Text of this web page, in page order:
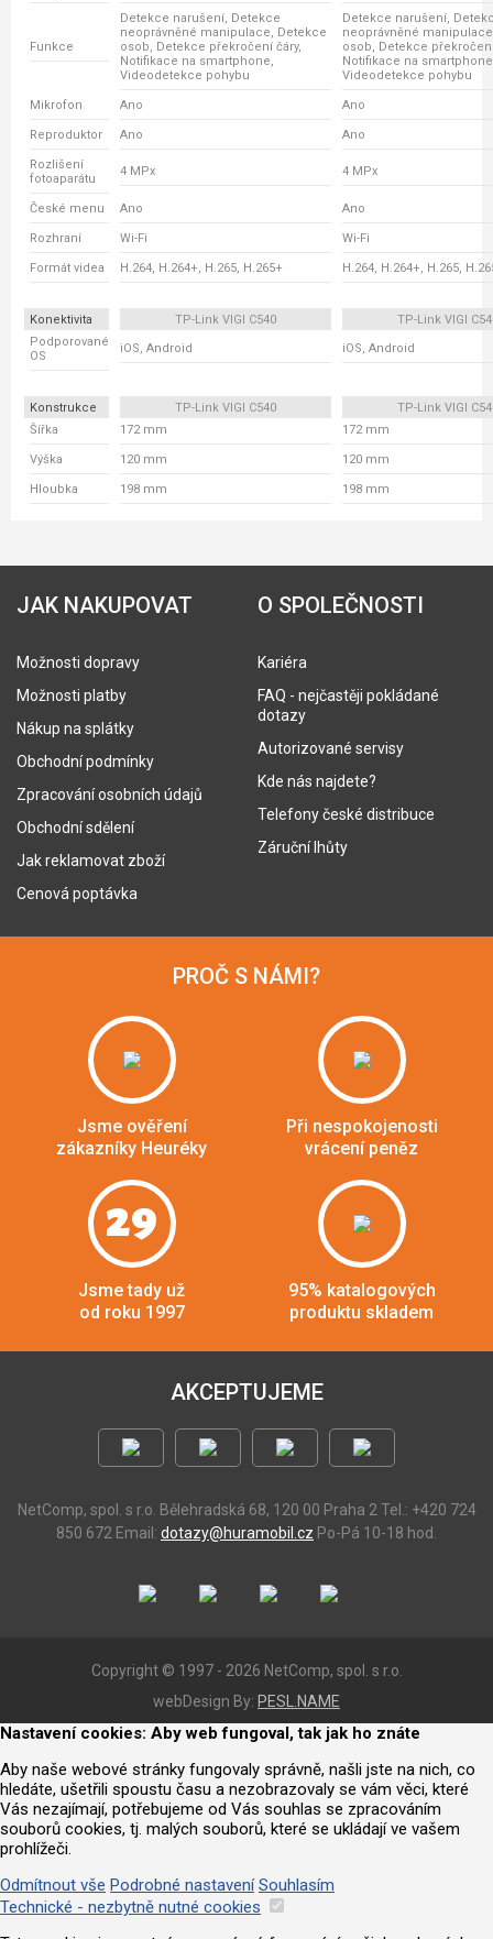
Funkce
Detekce narušení, Detekce
neoprávněné manipulace, Detekce
osob, Detekce překročení čáry,
Notifikace na smartphone,
Videodetekce pohybu
Detekce narušení,
neoprávněné
osob, Detekce
Notifikace na
Videodetekce pohybu
Mikrofon Ano Ano
Reproduktor Ano Ano
Rozlišení
fotoaparátu
4 MPx 4 MPx
České menu Ano Ano
Rozhraní Wi-Fi Wi-Fi
Formát videa H.264, H.264+, H.265, H.265+ H.264, H.264+, H.265,
Konektivita TP-Link VIGI C540
TP-Link VIGI
Podporované
OS
iOS, Android iOS, Android
Konstrukce TP-Link VIGI C540
TP-Link VIGI
Šířka
172 mm 172 mm
Výška 120 mm 120 mm
Hloubka 198 mm 198 mm
JAK NAKUPOVAT
Možnosti dopravy
Možnosti platby
Nákup na splátky
Obchodní podmínky
Zpracování osobních údajů
Obchodní sdělení
Jak reklamovat zboží
Cenová poptávka
O SPOLEČNOSTI
Kariéra
FAQ - nejčastěji pokládané
dotazy
Autorizované servisy
Kde nás najdete?
Telefony české distribuce
Záruční lhůty
PROČ S NÁMI?
Jsme ověření
zákazníky Heuréky
Při nespokojenosti
vrácení peněz
29
Jsme tady už
od roku 1997
95% katalogových
produktu skladem
AKCEPTUJEME
NetComp, spol. s r.o. Bělehradská 68, 120 00 Praha 2 Tel.: +420 724
850 672 Email: dotazy@huramobil.cz Po-Pá 10-18 hod.
Copyright © 1997 - 2026 NetComp, spol. s r.o.
webDesign By: PESL.NAME
Nastavení cookies: Aby web fungoval, tak jak ho znáte
Aby naše webové stránky fungovaly správně, našli jste na nich, co
hledáte, ušetřili spoustu času a nezobrazovaly se vám věci, které
Vás nezajímají, potřebujeme od Vás souhlas se zpracováním
souborů cookies, tj. malých souborů, které se ukládají ve vašem
prohlížeči.
Odmítnout vše Podrobné nastavení Souhlasím
Technické - nezbytně nutné cookies